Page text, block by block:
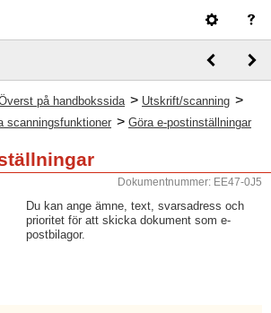
på handbokssida > Utskrift/scanning >
scanningsfunktioner > Göra e-postinställningar
Dokumentnummer: EE47-0J5
Du kan ange ämne, text, svarsadress och
prioritet för att skicka dokument som e-
postbilagor.